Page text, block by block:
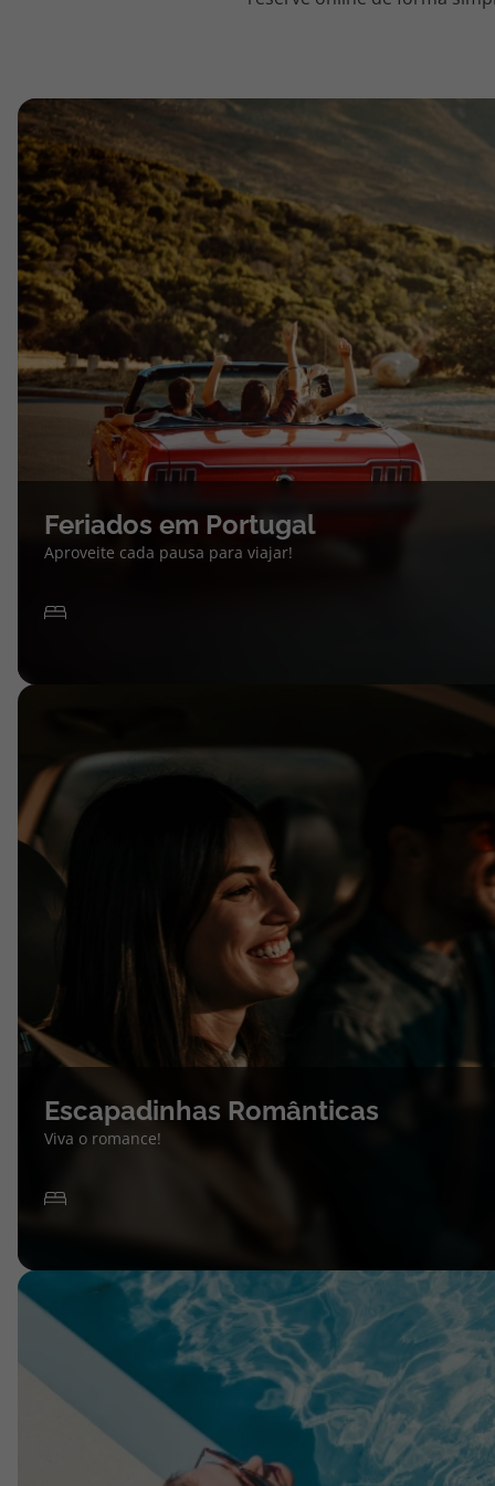
topatlantico@topatlantico.com
Feriados em Portugal
Aproveite cada pausa para viajar!
Escapadinhas Românticas
Viva o romance!